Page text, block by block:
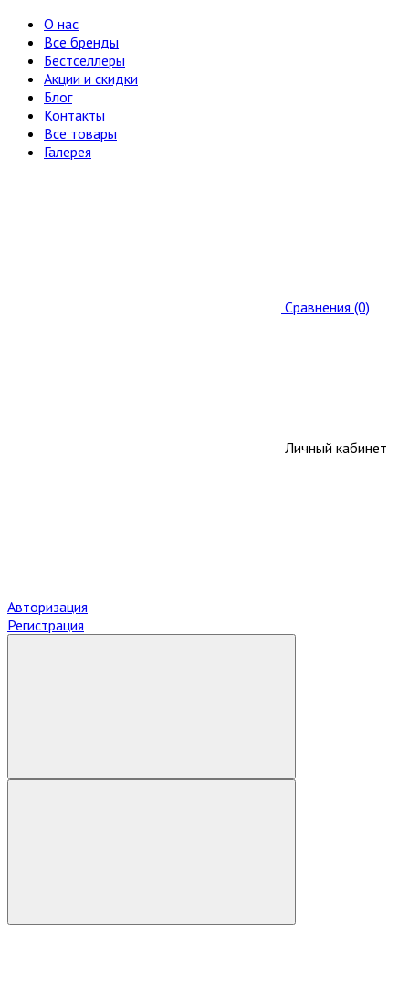
О нас
Все бренды
Бестселлеры
Акции и скидки
Блог
Контакты
Все товары
Галерея
Сравнения (0)
Личный кабинет
Авторизация
Регистрация